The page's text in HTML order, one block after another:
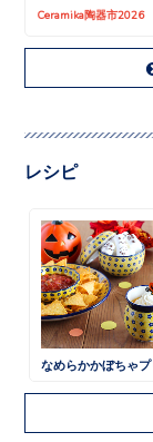
Ceramika陶器市2026
レシピ
なめらかかぼちゃプ